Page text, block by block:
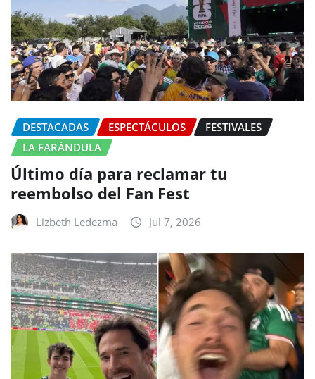
DESTACADAS ESPECTÁCULOS
FESTIVALES
LA FARÁNDULA
Último día para reclamar tu
reembolso del Fan Fest
Lizbeth Ledezma Jul 7, 2026